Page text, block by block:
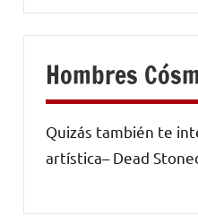
Hombres
Quizás también te
artística– Dead